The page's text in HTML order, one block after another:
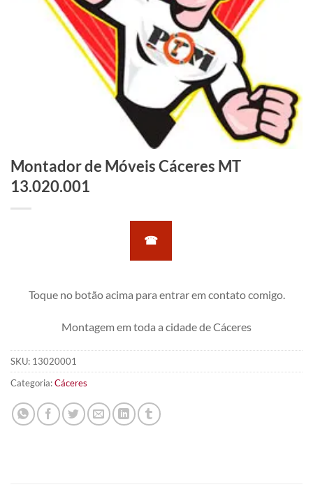
Montador de Móveis Cáceres MT
13.020.001
☎
Toque no botão acima para entrar em contato comigo.
Montagem em toda a cidade de Cáceres
SKU: 13020001
Categoria:Cáceres